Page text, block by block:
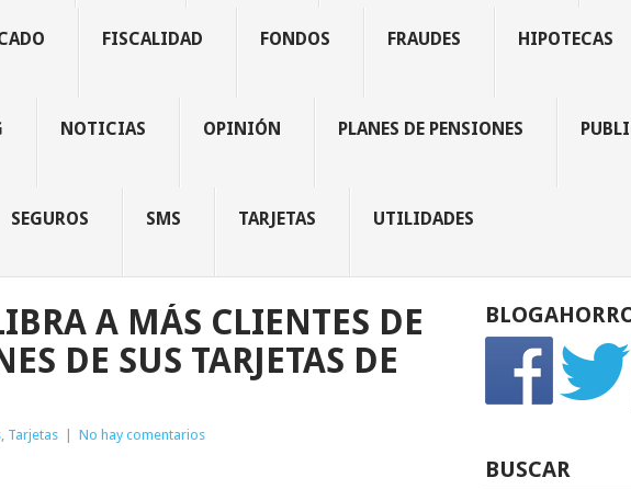
FISCALIDAD FONDOS FRAUDES HIPOTECAS
NOTICIAS OPINIÓN PLANES DE PENSIONES
SEGUROS SMS TARJETAS UTILIDADES
A MÁS CLIENTES DE
DE SUS TARJETAS DE
, Tarjetas No hay comentarios
BUSCAR